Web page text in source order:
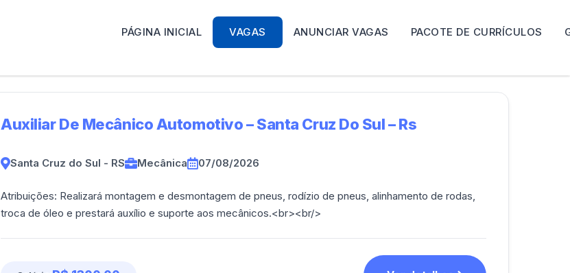
PÁGINA INICIAL VAGAS ANUNCIAR VAGAS PACOTE DE CURRÍCULOS
Auxiliar De Mecânico Automotivo – Santa Cruz Do Sul – Rs
Santa Cruz do Sul - RS Mecânica 07/08/2026
Atribuições: Realizará montagem e desmontagem de pneus, rodízio de pneus, alinhamento de rodas,
troca de óleo e prestará auxílio e suporte aos mecânicos.<br><br/>